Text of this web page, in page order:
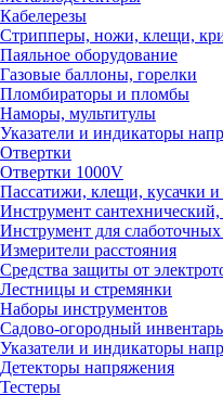
Кабелерезы
Стрипперы, ножи, клещи,
Паяльное оборудование
Газовые баллоны, горелки
Пломбираторы и пломбы
Наморы, мультитулы
Указатели и индикаторы
Отвертки
Отвертки 1000V
Пассатижи, клещи, кусачки
Инструмент
Инструмент для слаботочных
Измерители расстояния
Средства защиты от
Лестницы и стремянки
Наборы инструментов
Садово-огородный инвентарь
Указатели и индикаторы
Детекторы напряжения
Тестеры